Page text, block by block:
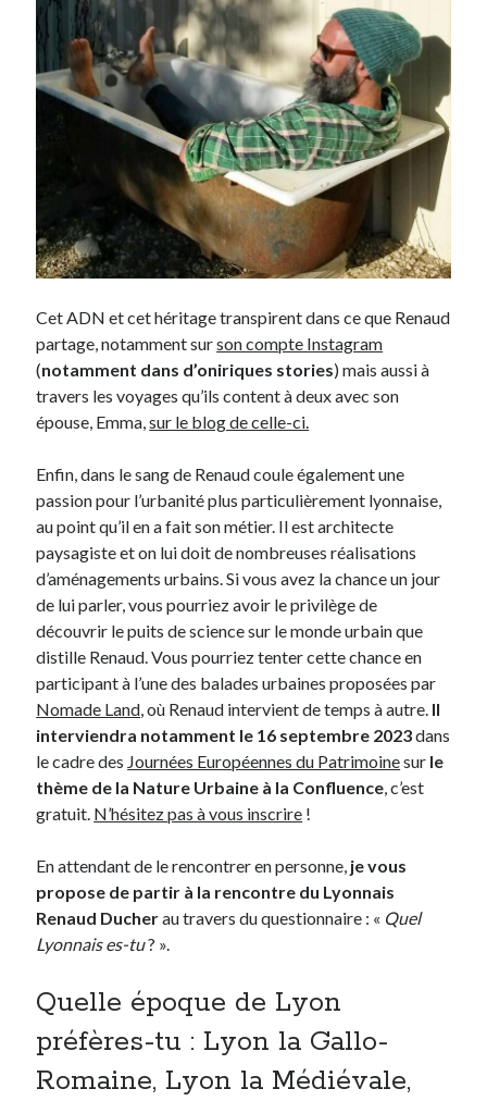
Bon plan du dimanche
Coup de coeur
Daddy
Engagé
Geek
Humeur
Lyon
Lyon à Livre Ouvert
Mini-monsieur
Parole de Follower
Patchwork
Photos
Post inutile
Proust
Sorties cuculturelles
Tavukoi
Vidéos
Cet ADN et cet héritage transpirent dans ce que Renaud
partage, notamment surson compte Instagram
(notamment dans d’oniriques stories) mais aussi à
travers les voyages qu’ils content à deux avec son
épouse, Emma,sur le blog de celle-ci.
Enfin, dans le sang de Renaud coule également une
passion pour l’urbanité plus particulièrement lyonnaise,
au point qu’il en a fait son métier. Il est architecte
paysagiste et on lui doit de nombreuses réalisations
d’aménagements urbains. Si vous avez la chance un jour
de lui parler, vous pourriez avoir le privilège de
découvrir le puits de science sur le monde urbain que
distille Renaud. Vous pourriez tenter cette chance en
participant à l’une des balades urbaines proposées par
Nomade Land, où Renaud intervient de temps à autre. Il
interviendra notamment le 16 septembre 2023dans
le cadre des Journées Européennes du Patrimoinesur le
thème de la Nature Urbaine à la Confluence, c’est
gratuit. N’hésitez pas à vous inscrire !
En attendant de le rencontrer en personne, je vous
propose de partir à la rencontre du Lyonnais
Renaud Ducherau travers du questionnaire : « Quel
Lyonnais es-tu? ».
Quelle époque de Lyon
préfères-tu : Lyon la Gallo-
Romaine, Lyon la Médiévale,